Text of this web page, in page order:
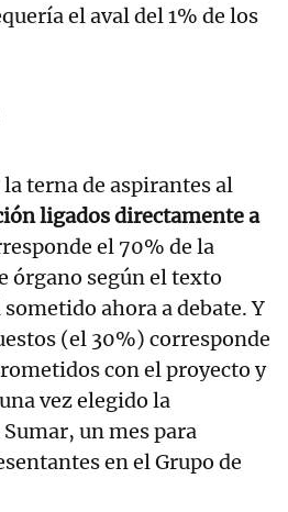
el aval del 1% de los
terna de aspirantes al
ligados directamente a
el 70% de la
órgano según el texto
ahora a debate. Y
(el 30%) corresponde
con el proyecto y
vez elegido la
un mes para
en el Grupo de